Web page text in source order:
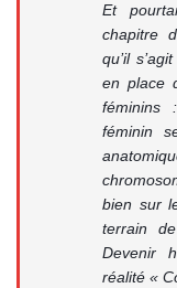
Et
chapitre
qu’il
en place
féminins
féminin
bien sur
terrain
Devenir
réalité «